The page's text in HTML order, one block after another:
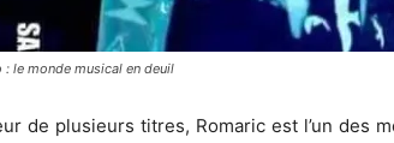
: le monde musical en deuil
de plusieurs titres, Romaric est l’un des